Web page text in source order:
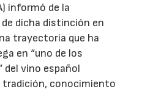
informó de la
dicha distinción en
trayectoria que ha
en “uno de los
del vino español
tradición, conocimiento